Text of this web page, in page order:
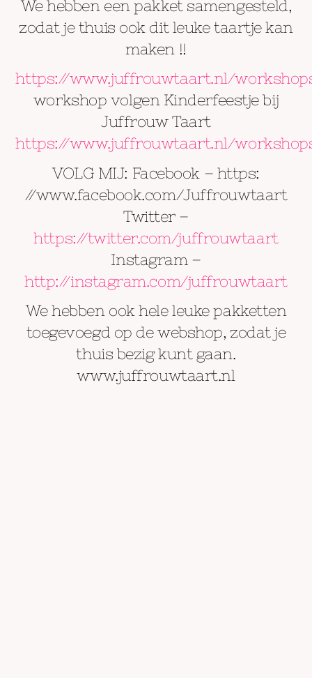
We hebben een pakket samengesteld,
zodat je thuis ook dit leuke taartje kan
maken !!
https://www.juffrouwtaart.nl/
workshop volgen Kinderfeestje bij
Juffrouw Taart
https://www.juffrouwtaart.nl/
VOLG MIJ: Facebook – https:
//www.facebook.com/Juffrouwtaart
Twitter –
https://twitter.com/juffrouwtaart
Instagram –
http://instagram.com/juffrouwtaart
We hebben ook hele leuke pakketten
toegevoegd op de webshop, zodat je
thuis bezig kunt gaan.
www.juffrouwtaart.nl